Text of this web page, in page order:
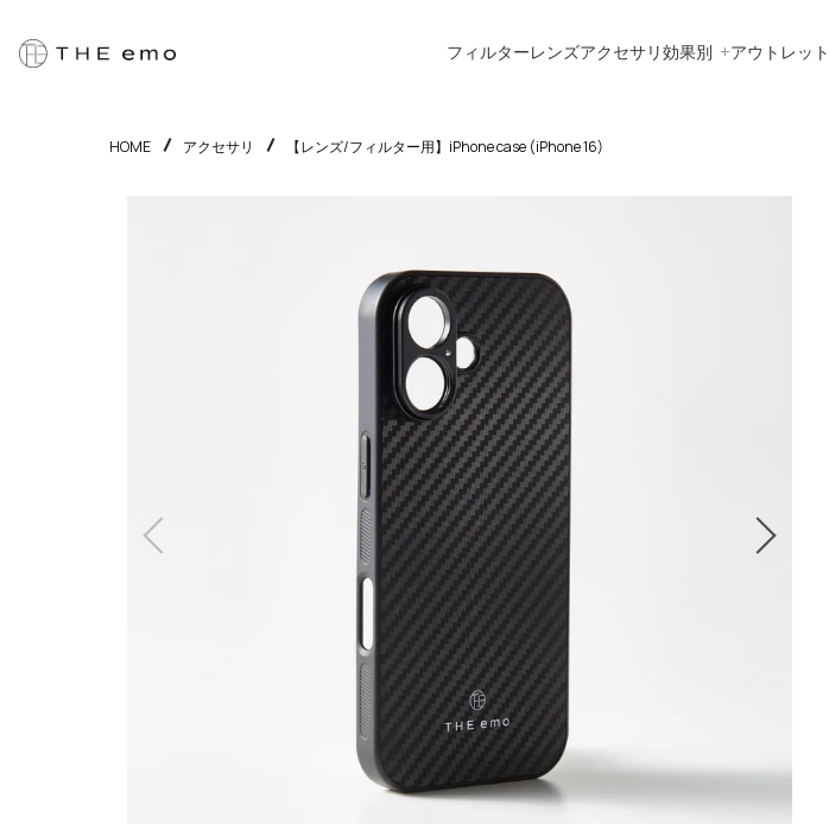
フィルターレンズアクセサリ効果別 アウトレット
HOME アクセサリ 【レンズ/フィルター用】iPhone case (iPhone 16)